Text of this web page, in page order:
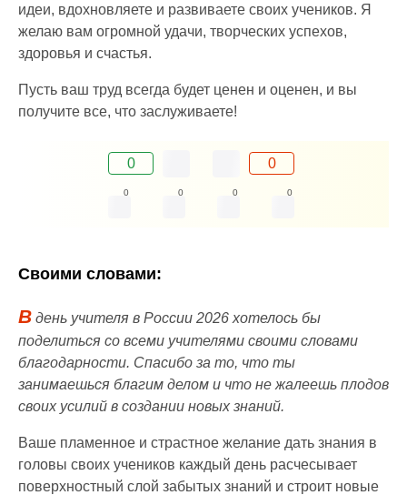
идеи, вдохновляете и развиваете своих учеников. Я
желаю вам огромной удачи, творческих успехов,
здоровья и счастья.
Пусть ваш труд всегда будет ценен и оценен, и вы
получите все, что заслуживаете!
0 0
0 0 0 0
Своими словами:
В день учителя в России 2026 хотелось бы
поделиться со всеми учителями своими словами
благодарности. Спасибо за то, что ты
занимаешься благим делом и что не жалеешь плодов
своих усилий в создании новых знаний.
Ваше пламенное и страстное желание дать знания в
головы своих учеников каждый день расчесывает
поверхноcтный слой забытых знаний и строит новые